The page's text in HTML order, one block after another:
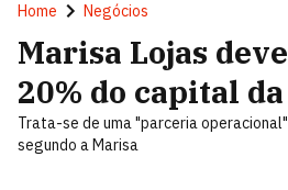
Home Negócios
Marisa Lojas
20% do capital
Trata-se de uma "parceria
segundo a Marisa